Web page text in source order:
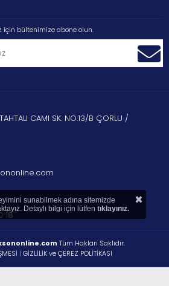
için bültenimize abone olun.
CAMI SK. NO:13/B ÇORLU /
18
Tüm Hakları Saklıdır.
| GİZLİLİK ve ÇEREZ POLİTİKASI
sunabilmek adına sitemizde
Detaylı bilgi için lütfen tıklayınız. ×